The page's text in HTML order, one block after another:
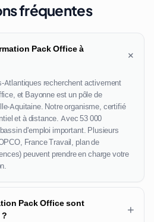
fréquentes
Pack Office à
+
Atlantiques recherchent activement
et Bayonne est un pôle de
Aquitaine. Notre organisme, certifié
et à distance. Avec 53 000
d'emploi important. Plusieurs
France Travail, plan de
peuvent prendre en charge votre
Pack Office sont
+